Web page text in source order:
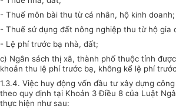
- Thuế môn bài thu từ cá nhân, hộ kinh doanh;
- Thuế sử dụng đất nông nghiệp thu từ hộ gia
- Lệ phí trước bạ nhà, đất;
c) Ngân sách thị xã, thành phố thuộc tỉnh
khoản thu lệ phí trước bạ, không kể lệ phí
1.3.4. Việc huy động vốn đầu tư xây dựng
theo quy định tại Khoản 3 Điều 8 của Luật
thực hiện như sau: